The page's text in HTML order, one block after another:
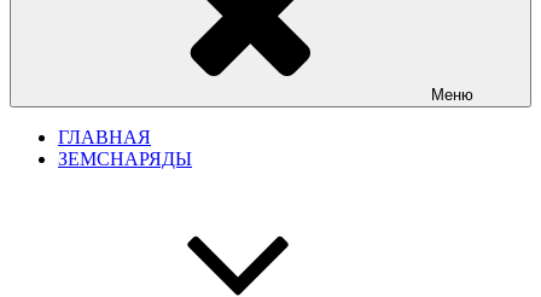
Меню
ГЛАВНАЯ
ЗЕМСНАРЯДЫ